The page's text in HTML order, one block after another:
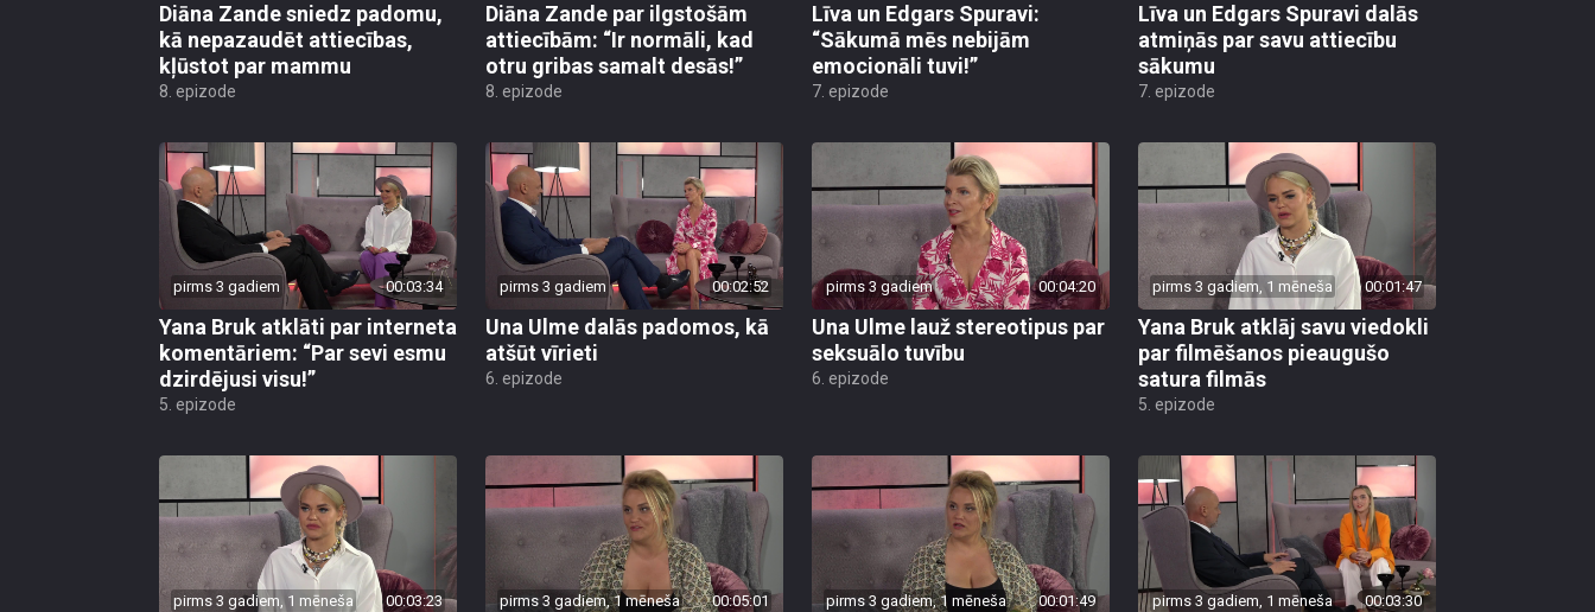
Diāna Zande sniedz padomu,
kā nepazaudēt attiecības,
kļūstot par mammu
8. epizode
Diāna Zande par ilgstošām
attiecībām: “Ir normāli, kad
otru gribas samalt desās!”
8. epizode
Līva un Edgars Spuravi:
“Sākumā mēs nebijām
emocionāli tuvi!”
7. epizode
Līva un Edgars Spuravi dalās
atmiņās par savu attiecību
sākumu
7. epizode
pirms 3 gadiem 00:03:34
Yana Bruk atklāti par interneta
komentāriem: “Par sevi esmu
dzirdējusi visu!”
5. epizode
pirms 3 gadiem 00:02:52
Una Ulme dalās padomos, kā
atšūt vīrieti
6. epizode
pirms 3 gadiem 00:04:20
Una Ulme lauž stereotipus par
seksuālo tuvību
6. epizode
pirms 3 gadiem, 1 mēneša 00:01:47
Yana Bruk atklāj savu viedokli
par filmēšanos pieaugušo
satura filmās
5. epizode
pirms 3 gadiem, 1 mēneša 00:03:23 pirms 3 gadiem, 1 mēneša 00:05:01 pirms 3 gadiem, 1 mēneša 00:01:49 pirms 3 gadiem, 1 mēneša 00:03:30